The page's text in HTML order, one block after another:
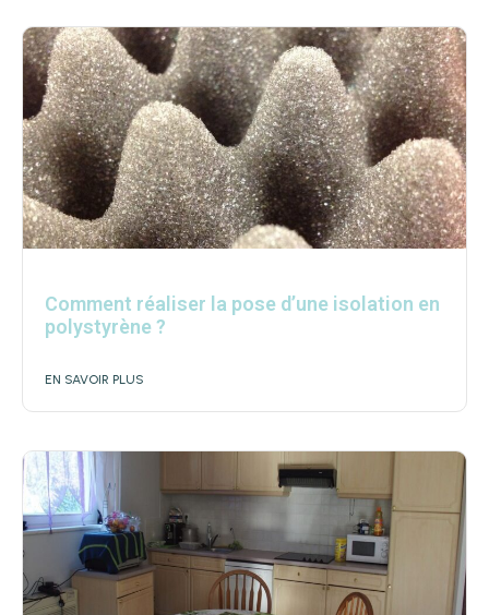
Comment réaliser la pose d’une isolation en
polystyrène ?
EN SAVOIR PLUS